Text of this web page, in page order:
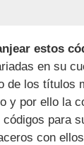
estos
en su
de los títulos
y por ello la
para
con